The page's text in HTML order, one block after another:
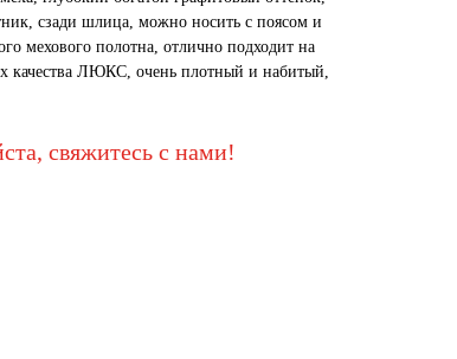
сзади шлица, можно носить с поясом и
мехового полотна, отлично подходит на
качества ЛЮКС, очень плотный и набитый,
свяжитесь с нами!